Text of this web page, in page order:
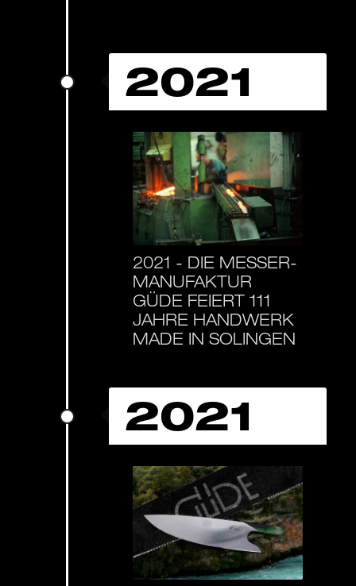
2021
2021 - DIE MESSER-
MANUFAKTUR
GÜDE FEIERT 111
JAHRE HANDWERK
MADE IN SOLINGEN
2021